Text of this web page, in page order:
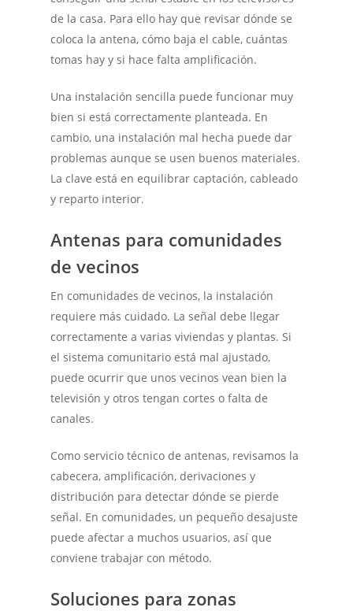
de la casa. Para ello hay que revisar dónde se
coloca la antena, cómo baja el cable, cuántas
tomas hay y si hace falta amplificación.
Una instalación sencilla puede funcionar muy
bien si está correctamente planteada. En
cambio, una instalación mal hecha puede dar
problemas aunque se usen buenos materiales.
La clave está en equilibrar captación, cableado
y reparto interior.
Antenas para comunidades
de vecinos
En comunidades de vecinos, la instalación
requiere más cuidado. La señal debe llegar
correctamente a varias viviendas y plantas. Si
el sistema comunitario está mal ajustado,
puede ocurrir que unos vecinos vean bien la
televisión y otros tengan cortes o falta de
canales.
Como servicio técnico de antenas, revisamos la
cabecera, amplificación, derivaciones y
distribución para detectar dónde se pierde
señal. En comunidades, un pequeño desajuste
puede afectar a muchos usuarios, así que
conviene trabajar con método.
Soluciones para zonas